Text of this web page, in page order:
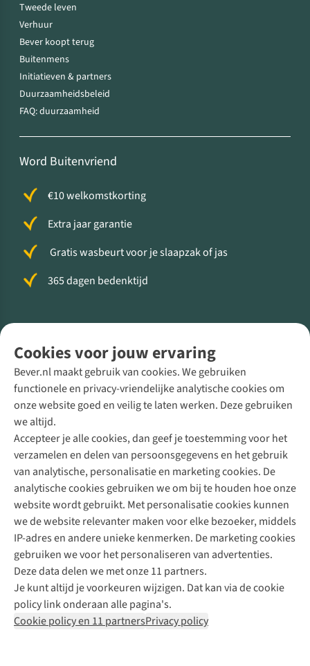
Cookies voor jouw ervaring
Bever.nl maakt gebruik van cookies. We gebruiken
functionele en privacy-vriendelijke analytische cookies om
onze website goed en veilig te laten werken. Deze gebruiken
we altijd.
Accepteer je alle cookies, dan geef je toestemming voor het
verzamelen en delen van persoonsgegevens en het gebruik
van analytische, personalisatie en marketing cookies. De
analytische cookies gebruiken we om bij te houden hoe onze
website wordt gebruikt. Met personalisatie cookies kunnen
we de website relevanter maken voor elke bezoeker, middels
IP-adres en andere unieke kenmerken. De marketing cookies
gebruiken we voor het personaliseren van advertenties.
Deze data delen we met onze 11 partners.
Je kunt altijd je voorkeuren wijzigen. Dat kan via de cookie
policy link onderaan alle pagina's.
Cookie policy en 11 partnersPrivacy policy
Tweede leven
Verhuur
Bever koopt terug
Buitenmens
Initiatieven & partners
Duurzaamheidsbeleid
FAQ: duurzaamheid
Word Buitenvriend
€10 welkomstkorting
Extra jaar garantie
Gratis wasbeurt voor je slaapzak of jas
365 dagen bedenktijd
Direct advies van een Buitenexpert
+31 (0)85 888 50 88
+31 6 12 28 49 80
Contactformulier